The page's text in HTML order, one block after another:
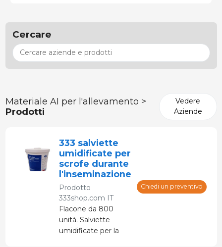
Cercare
Materiale AI per l'allevamento >
Prodotti
Vedere
Aziende
333 salviette
umidificate per
scrofe durante
l'inseminazione
Prodotto
333shop.com IT
Flacone da 800
unità. Salviette
umidificate per la
Chiedi un preventivo